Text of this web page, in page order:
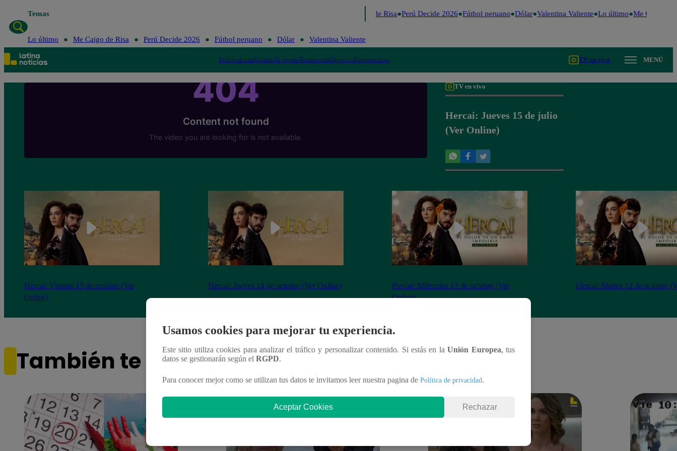
Temas Me Caigo de Risa Perú Decide 2026 Fútbol peruano Dólar Valentina Valiente Lo último Me Caigo de
Lo último Me Caigo de Risa Perú Decide 2026 Fútbol peruano Dólar Valentina Valiente
PolíticaLimaMundoTe ayudoTendenciasDeportesEspectáculos TV en vivo MENÚ
TV en vivo
Hercai: Jueves 15 de julio
(Ver Online)
Hercai: Viernes 15 de octubre (Ver
Online)
Hercai: Jueves 14 de octubre (Ver Online)
Hercai: Miércoles 13 de octubre (Ver
Online)
Hercai: Martes 12 de octubre
También te puede interesar
Usamos cookies para mejorar tu experiencia.
Este sitio utiliza cookies para analizar el tráfico y personalizar contenido. Si estás en laUnión Europea, tus
datos se gestionarán según el RGPD.
Para conocer mejor como se utilizan tus datos te invitamos leer nuestra pagina de Política de privacidad.
Aceptar Cookies Rechazar